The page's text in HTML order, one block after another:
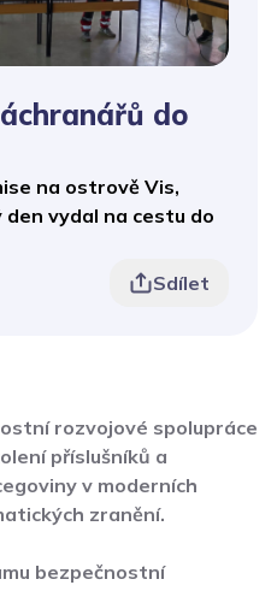
do
na ostrově Vis,
vydal na cestu do
Sdílet
rozvojové spolupráce
příslušníků a
v moderních
zranění.
bezpečnostní